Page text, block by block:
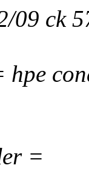
09 ck
hpe
=